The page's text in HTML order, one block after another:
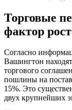
Торговые
фактор
Согласно
Вашингтон
торгового
пошлины на
15%. Это
двух крупнейших